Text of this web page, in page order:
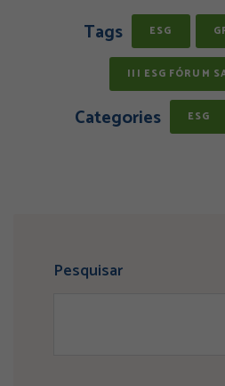
Tags ESG
III ESG FÓRUM
Categories ESG
Pesquisar